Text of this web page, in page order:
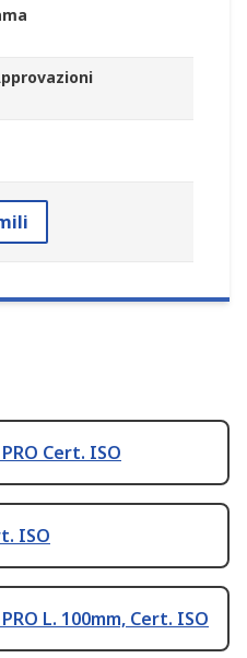
Cert. ISO
ISO
L. 100mm, Cert. ISO